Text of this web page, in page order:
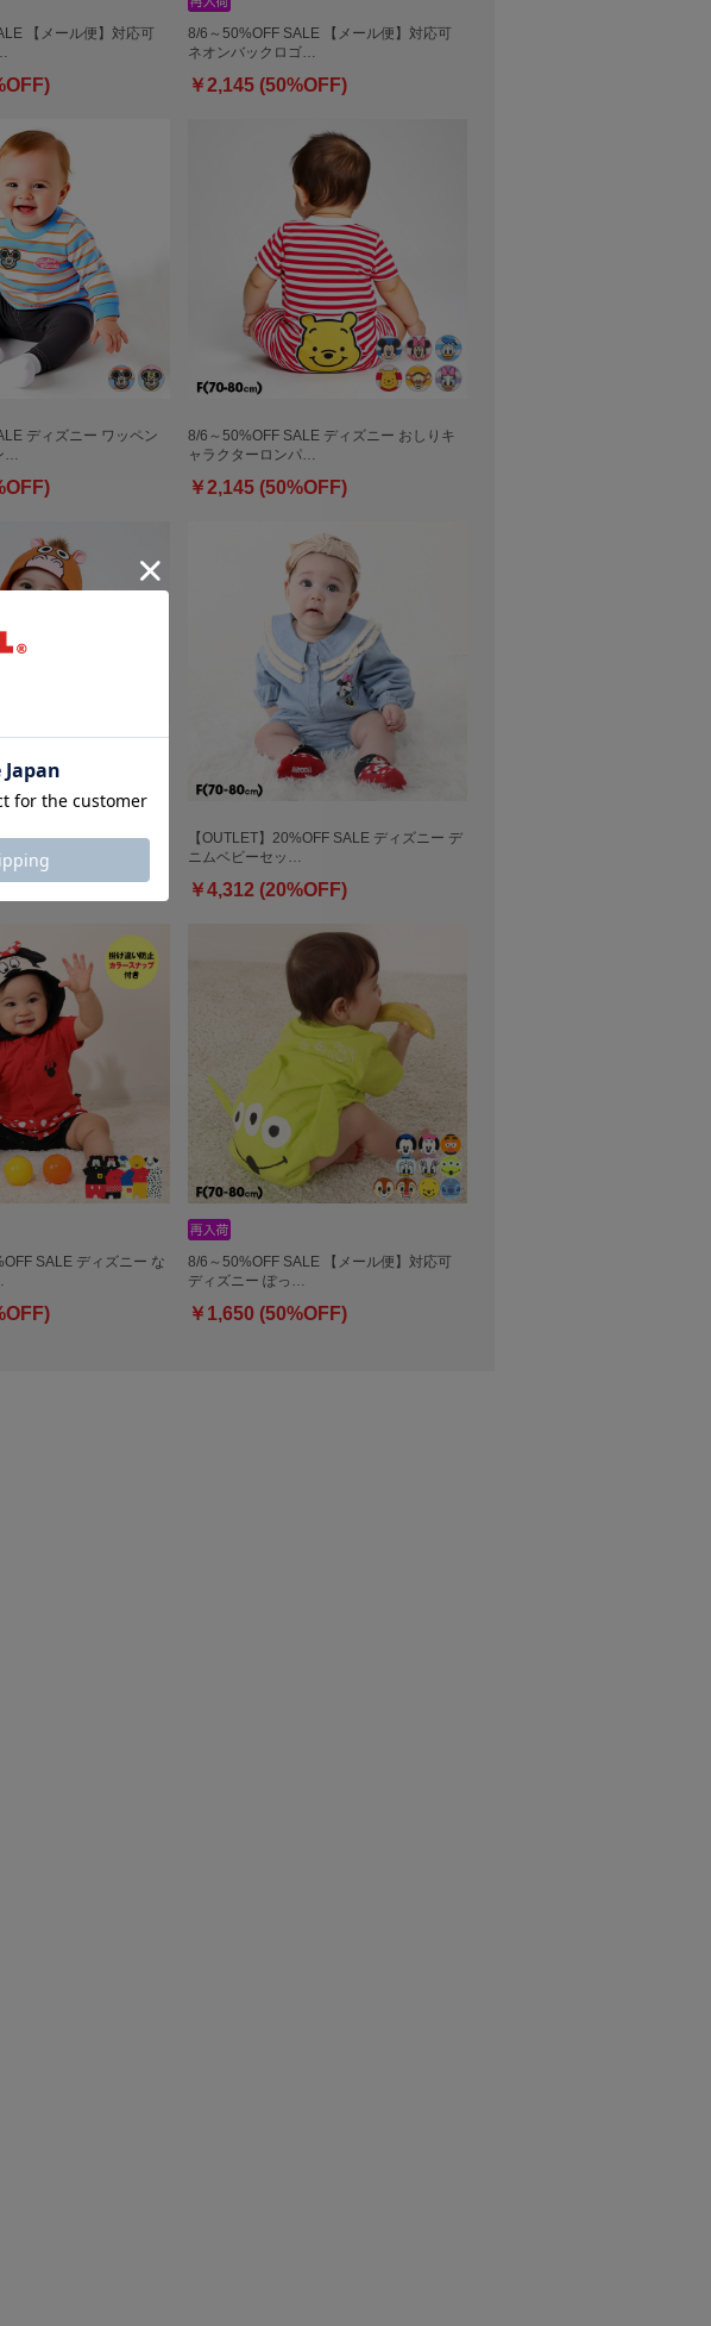
【メール便】対応可
8/6～50%OFF SALE 【メール便】対応可
ネオンバックロゴ…
￥2,145 (50%OFF)
ディズニー ワッペン
…
8/6～50%OFF SALE ディズニー おしりキ
ャラクターロンパ…
￥2,145 (50%OFF)
ディズニー トイ・ス
【OUTLET】20%OFF SALE ディズニー デ
ニムベビーセッ…
￥4,312 (20%OFF)
SALE ディズニー な
8/6～50%OFF SALE 【メール便】対応可
ディズニー ぽっ…
￥1,650 (50%OFF)